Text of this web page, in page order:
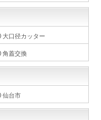
② 大口径カッター
④ 角蓋交換
② 仙台市